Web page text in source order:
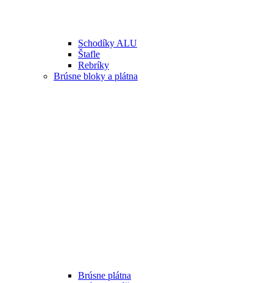
Schodíky ALU
Štafle
Rebríky
Brúsne bloky a plátna
Brúsne plátna